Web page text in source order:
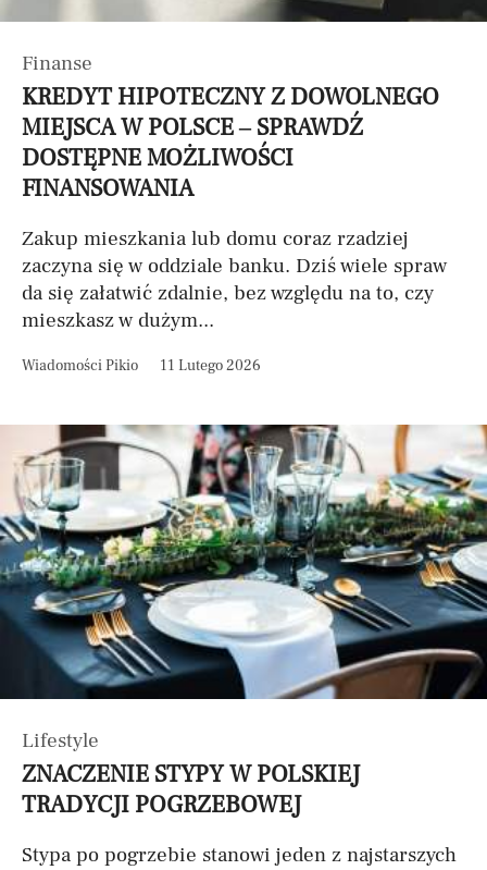
Finanse
KREDYT HIPOTECZNY Z DOWOLNEGO
MIEJSCA W POLSCE – SPRAWDŹ
DOSTĘPNE MOŻLIWOŚCI
FINANSOWANIA
Zakup mieszkania lub domu coraz rzadziej
zaczyna się w oddziale banku. Dziś wiele spraw
da się załatwić zdalnie, bez względu na to, czy
mieszkasz w dużym...
Wiadomości Pikio 11 Lutego 2026
Lifestyle
ZNACZENIE STYPY W POLSKIEJ
TRADYCJI POGRZEBOWEJ
Stypa po pogrzebie stanowi jeden z najstarszych